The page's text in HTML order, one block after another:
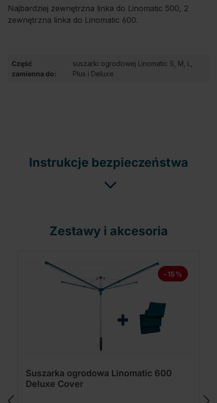
Najbardziej zewnętrzna linka do Linomatic 500, 2
zewnętrzna linka do Linomatic 600.
Część
zamienna do:
suszarki ogrodowej Linomatic S, M, L,
Plus i Deluxe
Instrukcje bezpieczeństwa
Zestawy i akcesoria
-15%
Suszarka ogrodowa Linomatic 600
Deluxe Cover